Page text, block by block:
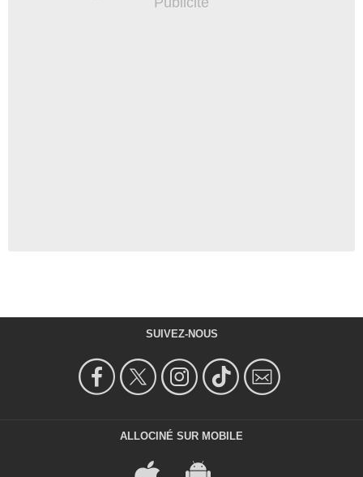
SUIVEZ-NOUS
ALLOCINÉ SUR MOBILE